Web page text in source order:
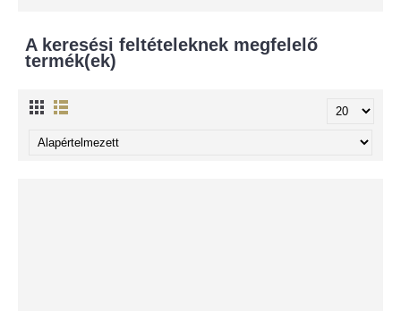
A keresési feltételeknek megfelelő
termék(ek)